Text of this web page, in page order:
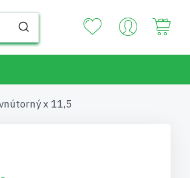
x 11,5